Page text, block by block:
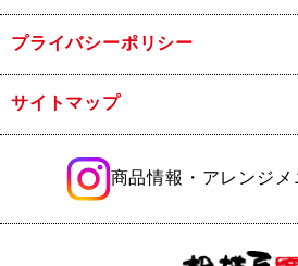
プライバシーポリシー
サイトマップ
商品情報・アレンジメ